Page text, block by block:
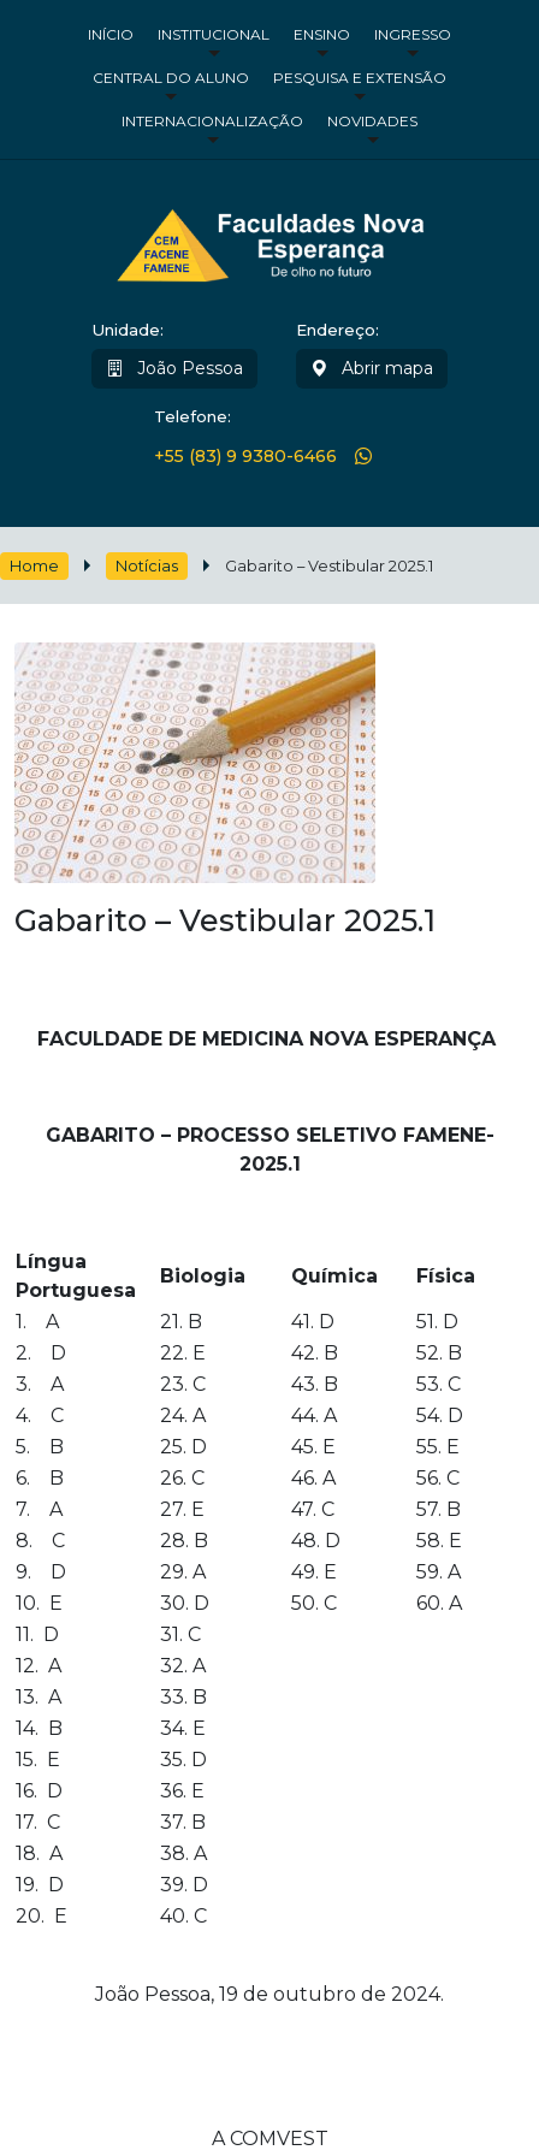
INÍCIO INSTITUCIONAL ENSINO INGRESSO
CENTRAL DO ALUNO PESQUISA E EXTENSÃO
INTERNACIONALIZAÇÃO NOVIDADES
Unidade:
João Pessoa
Endereço:
Abrir mapa
Telefone:
+55 (83) 9 9380-6466
Home Notícias Gabarito – Vestibular 2025.1
Gabarito – Vestibular 2025.1
FACULDADE DE MEDICINA NOVA ESPERANÇA
GABARITO – PROCESSO SELETIVO FAMENE-
2025.1
Língua
Portuguesa
Biologia Química
Física
1. A
21. B 41. D
51. D
2. D
22. E 42. B
52. B
3. A
23. C 43. B
53. C
4. C
24. A 44. A
54. D
5. B
25. D 45. E
55. E
6. B
26. C 46. A
56. C
7. A
27. E 47. C
57. B
8. C
28. B 48. D
58. E
9. D
29. A 49. E
59. A
10. E
30. D 50. C
60. A
11. D
31. C
12. A
32. A
13. A
33. B
14. B
34. E
15. E
35. D
16. D
36. E
17. C
37. B
18. A
38. A
19. D
39. D
20. E
40. C
João Pessoa, 19 de outubro de 2024.
A COMVEST